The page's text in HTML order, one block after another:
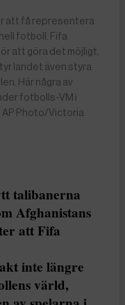
att få representera
fotboll. Fifa
att göra det möjligt,
landet även styra
Här några av
fotbolls-VM i
AP Photo/Victoria
talibanerna
Afghanistans
att Fifa
inte längre
värld,